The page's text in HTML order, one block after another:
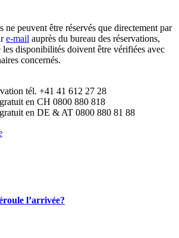
ne peuvent être réservés que directement par
e-mail auprès du bureau des réservations,
les disponibilités doivent être vérifiées avec
concernés.
tél. +41 41 612 27 28
en CH 0800 880 818
en DE & AT 0800 880 81 88
l’arrivée?